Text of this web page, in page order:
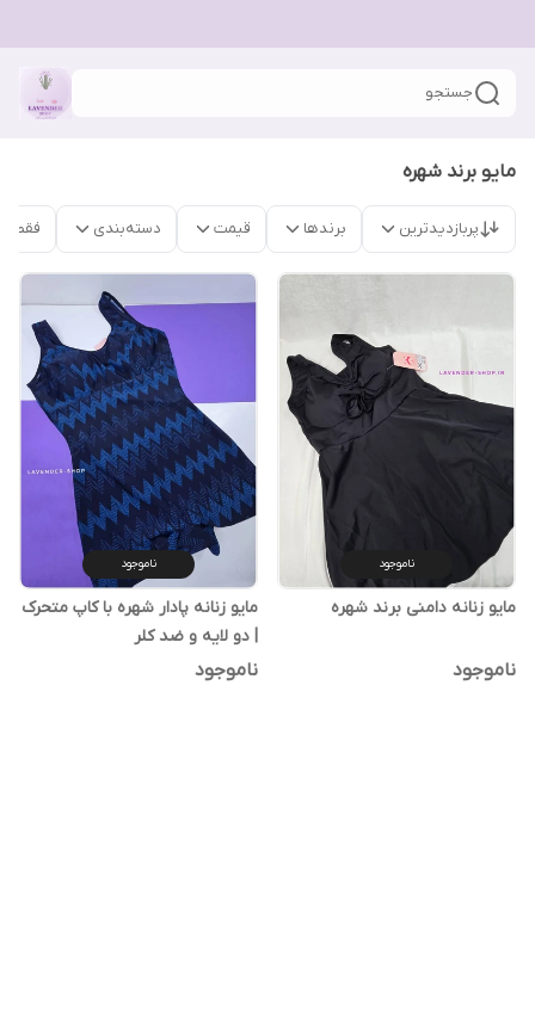
جستجو
مایو برند شهره
پربازدیدترین برندها قیمت دسته‌بندی فقط
ناموجود
مایو زنانه دامنی برند شهره
ناموجود
ناموجود
مایو زنانه پادار شهره با کاپ متحرک
| دو لایه و ضد کلر
ناموجود